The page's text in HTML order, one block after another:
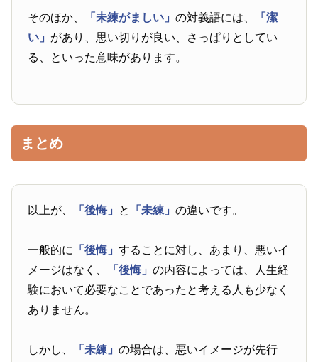
そのほか、 「未練がましい」の対義語には、
「潔
い」 があり、思い切りが良い、さっぱりとしてい
る、といった意味があります。
まとめ
以上が、 「後悔」 と 「未練」の違いです。
一般的に 「後悔」することに対し、あまり、悪いイ
メージはなく、
「後悔」の内容によっては、人生経
験において必要なことであったと考える人も少なく
ありません。
しかし、 「未練」の場合は、悪いイメージが先行